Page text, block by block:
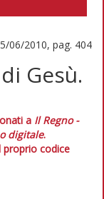
06/2010, pag. 404
Gesù.
a Il Regno -
digitale.
proprio codice